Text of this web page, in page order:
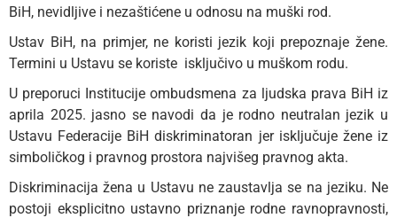
BiH, nevidljive i nezaštićene u odnosu na muški rod.
Ustav BiH, na primjer, ne koristi jezik koji prepoznaje žene.
Termini u Ustavu se koriste isključivo u muškom rodu.
U preporuci Institucije ombudsmena za ljudska prava BiH iz
aprila 2025. jasno se navodi da je rodno neutralan jezik u
Ustavu Federacije BiH diskriminatoran jer isključuje žene iz
simboličkog i pravnog prostora najvišeg pravnog akta.
Diskriminacija žena u Ustavu ne zaustavlja se na jeziku. Ne
postoji eksplicitno ustavno priznanje rodne ravnopravnosti,